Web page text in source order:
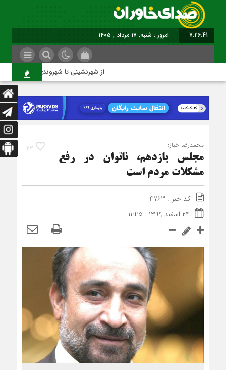
7:26:42 برابر با : Saturday - 8 August - 2026
از شهرنشینی تا شهروندی
22 محمدرضا خباز:
مجلس یازدهم، ناتوان در رفع
مشکلات مردم است
کد خبر : 4763
۲۴ اسفند ۱۳۹۹ - ۱۱:۴۵